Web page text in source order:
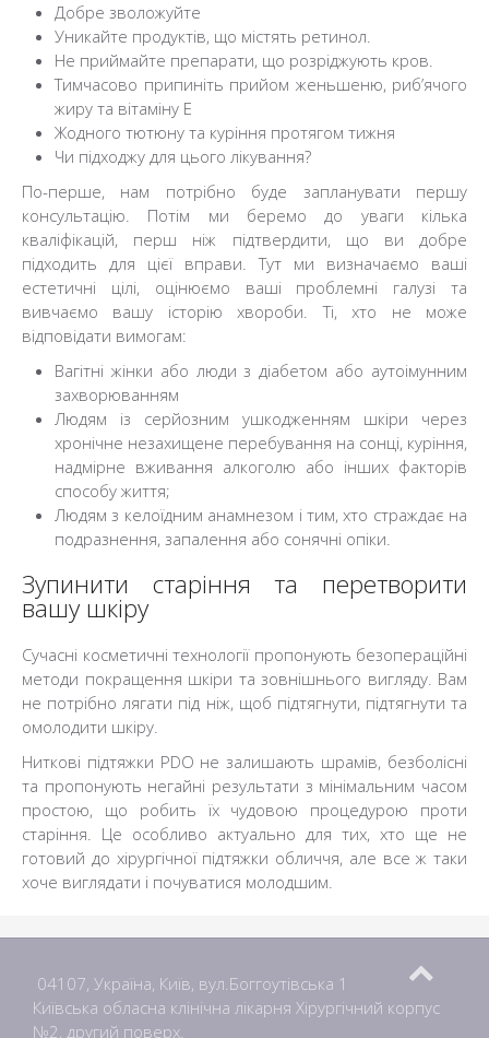
Добре зволожуйте
Уникайте продуктів, що містять ретинол.
Не приймайте препарати, що розріджують кров.
Тимчасово припиніть прийом женьшеню, риб’ячого
жиру та вітаміну Е
Жодного тютюну та куріння протягом тижня
Чи підходжу для цього лікування?
По-перше, нам потрібно буде запланувати першу
консультацію. Потім ми беремо до уваги кілька
кваліфікацій, перш ніж підтвердити, що ви добре
підходить для цієї вправи. Тут ми визначаємо ваші
естетичні цілі, оцінюємо ваші проблемні галузі та
вивчаємо вашу історію хвороби. Ті, хто не може
відповідати вимогам:
Вагітні жінки або люди з діабетом або аутоімунним
захворюванням
Людям із серйозним ушкодженням шкіри через
хронічне незахищене перебування на сонці, куріння,
надмірне вживання алкоголю або інших факторів
способу життя;
Людям з келоїдним анамнезом і тим, хто страждає на
подразнення, запалення або сонячні опіки.
Зупинити старіння та перетворити
вашу шкіру
Сучасні косметичні технології пропонують безопераційні
методи покращення шкіри та зовнішнього вигляду. Вам
не потрібно лягати під ніж, щоб підтягнути, підтягнути та
омолодити шкіру.
Ниткові підтяжки PDO не залишають шрамів, безболісні
та пропонують негайні результати з мінімальним часом
простою, що робить їх чудовою процедурою проти
старіння. Це особливо актуально для тих, хто ще не
готовий до хірургічної підтяжки обличчя, але все ж таки
хоче виглядати і почуватися молодшим.
04107, Україна, Київ, вул.Боггоутівська 1
Київська обласна клінічна лікарня Хірургічний корпус
№2, другий поверх.